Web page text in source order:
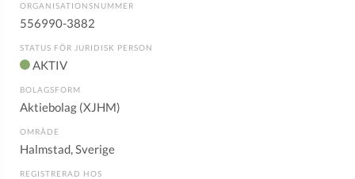
ORGANISATIONSNUMMER
556990-3882
STATUS FÖR JURIDISK PERSON
AKTIV
BOLAGSFORM
Aktiebolag (XJHM)
OMRÅDE
Halmstad, Sverige
REGISTRERAD HOS